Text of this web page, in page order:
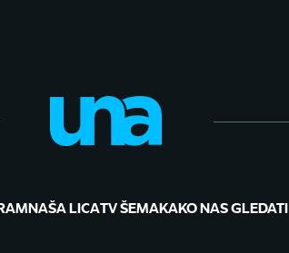
NAŠA LICATV ŠEMAKAKO NAS GLEDATI